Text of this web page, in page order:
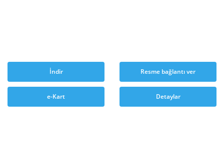
İndir Resme bağlantı ver
e-Kart Detaylar